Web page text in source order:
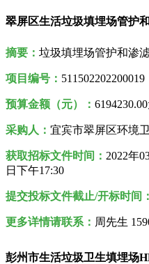
翠屏区生活垃圾填埋场管护
摘要： 垃圾填埋场管护和渗
项目编号： 511502202200019
预算金额（元）：
采购人 ： 宜宾市翠屏区环境
获取招标文件时间： 2022年
日 下午17:30
提交投标文件截止/开标时间：
更多详情请联系： 周先生
彭州市生活垃圾卫生填埋场